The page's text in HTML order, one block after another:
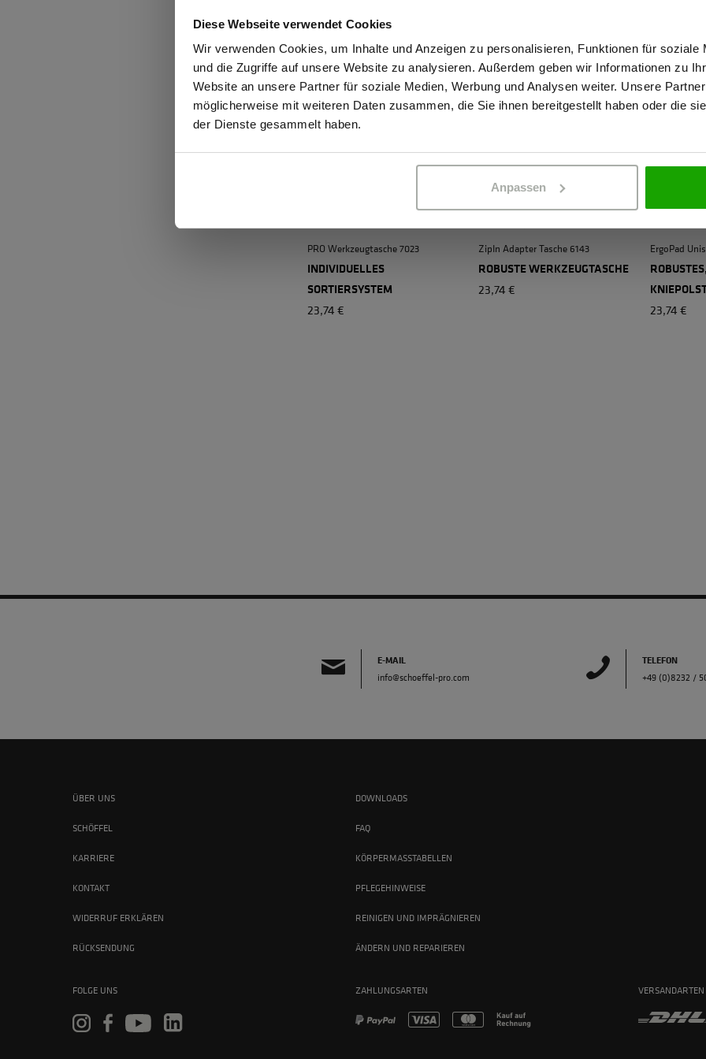
Diese Webseite verwendet Cookies
Wir verwenden Cookies, um Inhalte und Anzeigen zu personalisieren, Funktionen für soziale
und die Zugriffe auf unsere Website zu analysieren. Außerdem geben wir Informationen zu
Website an unsere Partner für soziale Medien, Werbung und Analysen weiter. Unsere
möglicherweise mit weiteren Daten zusammen, die Sie ihnen bereitgestellt haben oder die
der Dienste gesammelt haben.
Anpassen
PRO Werkzeugtasche 7023
INDIVIDUELLES
SORTIERSYSTEM
23,74 €
ZipIn Adapter Tasche 6143
ROBUSTE WERKZEUGTASCHE
23,74 €
ErgoPad
23,74 €
E-MAIL
info@schoeffel-pro.com
TELEFON
+49 (0)8232 /
ÜBER UNS
SCHÖFFEL
KARRIERE
KONTAKT
WIDERRUF ERKLÄREN
RÜCKSENDUNG
DOWNLOADS
FAQ
KÖRPERMASSTABELLEN
PFLEGEHINWEISE
REINIGEN UND IMPRÄGNIEREN
ÄNDERN UND REPARIEREN
FOLGE UNS ZAHLUNGSARTEN VERSANDARTEN
Ich bestätige, dass ich Gewerbetreibender bin. Alle Preise werden netto
GEWERBETREIBENDER PRIVATPERSON